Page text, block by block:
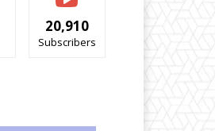
20,910
Subscribers